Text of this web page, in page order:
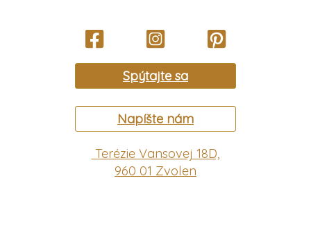
Spýtajte sa
Napíšte nám
Terézie Vansovej 18D,
960 01 Zvolen